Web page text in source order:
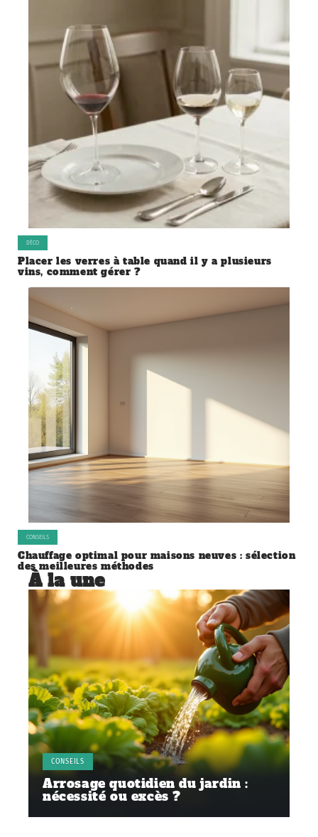
DÉCO
Placer les verres à table quand il y a plusieurs
vins, comment gérer ?
CONSEILS
Chauffage optimal pour maisons neuves : sélection
des meilleures méthodes
À la une
CONSEILS
Arrosage quotidien du jardin :
nécessité ou excès ?